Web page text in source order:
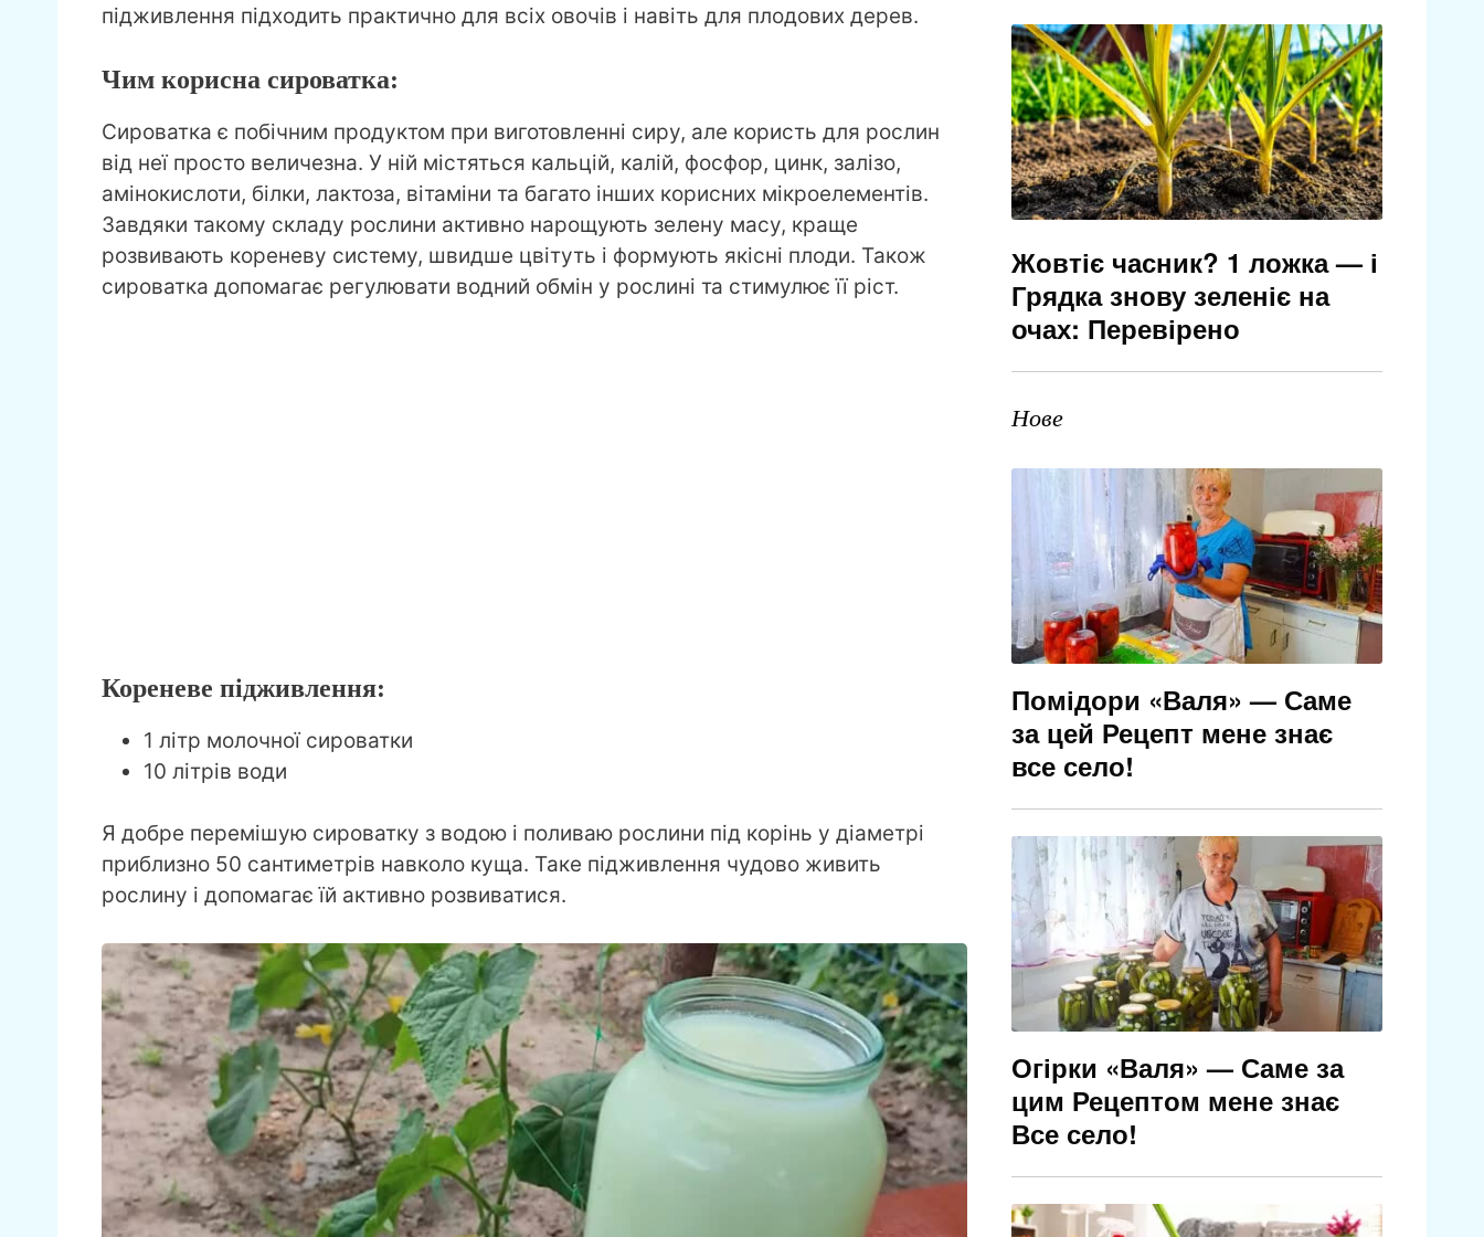
підживлення підходить практично для всіх овочів і навіть для плодових дерев.
Чим корисна сироватка:
Сироватка є побічним продуктом при виготовленні сиру, але користь для рослин
від неї просто величезна. У ній містяться кальцій, калій, фосфор, цинк, залізо,
амінокислоти, білки, лактоза, вітаміни та багато інших корисних мікроелементів.
Завдяки такому складу рослини активно нарощують зелену масу, краще
розвивають кореневу систему, швидше цвітуть і формують якісні плоди. Також
сироватка допомагає регулювати водний обмін у рослині та стимулює її ріст.
Кореневе підживлення:
1 літр молочної сироватки
10 літрів води
Я добре перемішую сироватку з водою і поливаю рослини під корінь у діаметрі
приблизно 50 сантиметрів навколо куща. Таке підживлення чудово живить
рослину і допомагає їй активно розвиватися.
Жовтіє часник? 1 ложка — і
Грядка знову зеленіє на
очах: Перевірено
Нове
Помідори «Валя» — Саме
за цей Рецепт мене знає
все село!
Огірки «Валя» — Саме за
цим Рецептом мене знає
Все село!